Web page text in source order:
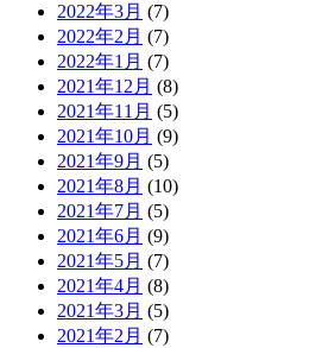
2022年3月 (7)
2022年2月 (7)
2022年1月 (7)
2021年12月 (8)
2021年11月 (5)
2021年10月 (9)
2021年9月 (5)
2021年8月 (10)
2021年7月 (5)
2021年6月 (9)
2021年5月 (7)
2021年4月 (8)
2021年3月 (5)
2021年2月 (7)